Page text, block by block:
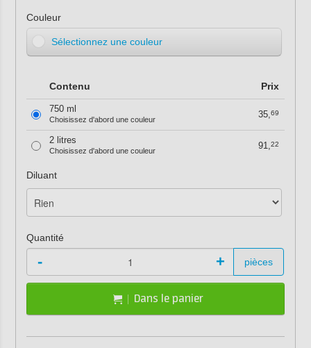
Couleur
Sélectionnez une couleur
Contenu Prix
750 ml
Choisissez d'abord une couleur 35,69
2 litres
Choisissez d'abord une couleur 91,22
Diluant
Quantité
- + pièces
Dans le panier